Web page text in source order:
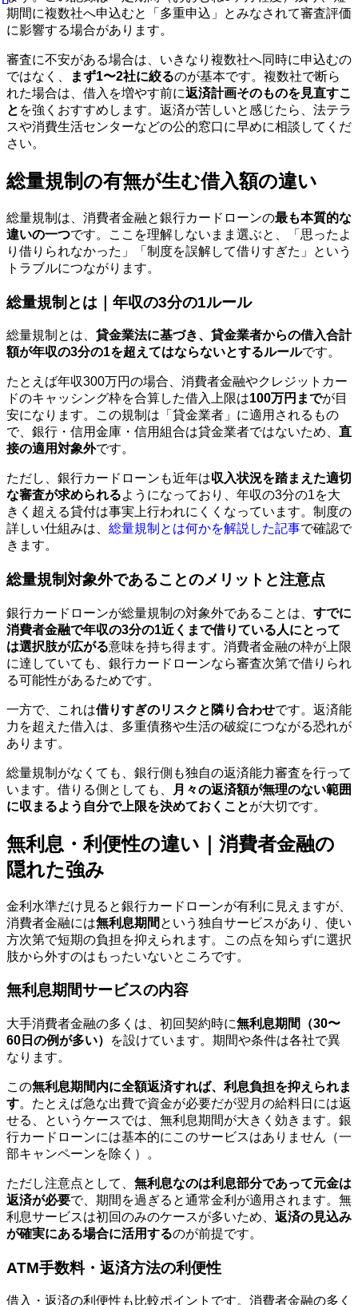
期間に複数社へ申込むと「多重申込」とみなされて審査評価
に影響する場合があります。
審査に不安がある場合は、いきなり複数社へ同時に申込むの
ではなく、
まず1〜2社に絞るのが基本です。複数社で断ら
れた場合は、借入を増やす前に返済計画そのものを見直すこ
と を強くおすすめします。返済が苦しいと感じたら、法テラ
スや消費生活センターなどの公的窓口に早めに相談してくだ
さい。
総量規制の有無が生む借入額の違い
総量規制は、消費者金融と銀行カードローンの最も本質的な
違いの一つです。ここを理解しないまま選ぶと、「思ったよ
り借りられなかった」「制度を誤解して借りすぎた」という
トラブルにつながります。
総量規制とは｜年収の3分の1ルール
総量規制とは、 貸金業法に基づき、貸金業者からの借入合計
額が年収の3分の1を超えてはならないとするルールです。
たとえば年収300万円の場合、消費者金融やクレジットカー
ドのキャッシング枠を合算した借入上限は100万円までが目
安になります。この規制は「貸金業者」に適用されるもの
で、銀行・信用金庫・信用組合は貸金業者ではないため、 直
接の適用対象外です。
ただし、銀行カードローンも近年は収入状況を踏まえた適切
な審査が求められるようになっており、年収の3分の1を大
きく超える貸付は事実上行われにくくなっています。制度の
詳しい仕組みは、 総量規制とは何かを解説した記事で確認で
きます。
総量規制対象外であることのメリットと注意点
銀行カードローンが総量規制の対象外であることは、 すでに
消費者金融で年収の3分の1近くまで借りている人にとって
は選択肢が広がる意味を持ち得ます。消費者金融の枠が上限
に達していても、銀行カードローンなら審査次第で借りられ
る可能性があるためです。
一方で、これは借りすぎのリスクと隣り合わせです。返済能
力を超えた借入は、多重債務や生活の破綻につながる恐れが
あります。
総量規制がなくても、銀行側も独自の返済能力審査を行って
います。借りる側としても、
月々の返済額が無理のない範囲
に収まるよう自分で上限を決めておくことが大切です。
無利息・利便性の違い｜消費者金融の
隠れた強み
金利水準だけ見ると銀行カードローンが有利に見えますが、
消費者金融には無利息期間 という独自サービスがあり、使い
方次第で短期の負担を抑えられます。この点を知らずに選択
肢から外すのはもったいないところです。
無利息期間サービスの内容
大手消費者金融の多くは、初回契約時に無利息期間（30〜
60日の例が多い）
を設けています。期間や条件は各社で異
なります。
この無利息期間内に全額返済すれば、利息負担を抑えられま
す。たとえば急な出費で資金が必要だが翌月の給料日には返
せる、というケースでは、無利息期間が大きく効きます。銀
行カードローンには基本的にこのサービスはありません（一
部キャンペーンを除く）。
ただし注意点として、 無利息なのは利息部分であって元金は
返済が必要で、期間を過ぎると通常金利が適用されます。無
利息サービスは初回のみのケースが多いため、 返済の見込み
が確実にある場合に活用するのが前提です。
ATM手数料・返済方法の利便性
借入・返済の利便性も比較ポイントです。消費者金融の多く